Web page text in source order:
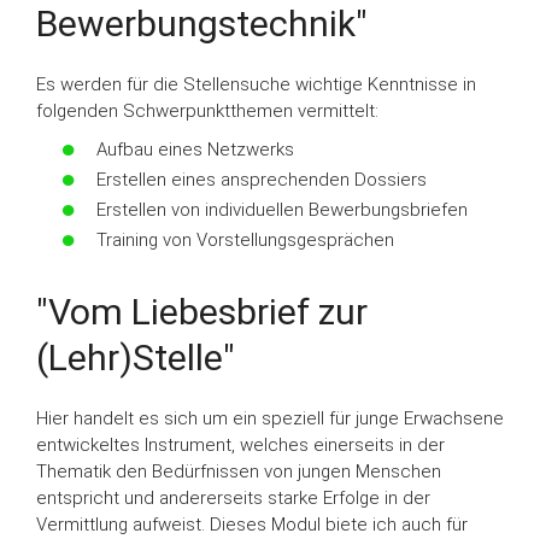
Bewerbungstechnik"
Es werden für die Stellensuche wichtige Kenntnisse in
folgenden Schwerpunktthemen vermittelt:
Aufbau eines Netzwerks
Erstellen eines ansprechenden Dossiers
Erstellen von individuellen Bewerbungsbriefen
Training von Vorstellungsgesprächen
"Vom Liebesbrief zur
(Lehr)Stelle"
Hier handelt es sich um ein speziell für junge Erwachsene
entwickeltes Instrument, welches einerseits in der
Thematik den Bedürfnissen von jungen Menschen
entspricht und andererseits starke Erfolge in der
Vermittlung aufweist. Dieses Modul biete ich auch für